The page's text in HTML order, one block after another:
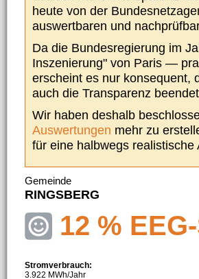
heute von der
auswertbaren und
Da die Bundesregierung im
Inszenierung" von Paris —
erscheint es nur konsequent,
auch die Transparenz
Wir haben deshalb
Auswertungen mehr zu
für eine halbwegs realistische
Gemeinde
RINGSBERG
12 %
Stromverbrauch:
3.922 MWh/Jahr